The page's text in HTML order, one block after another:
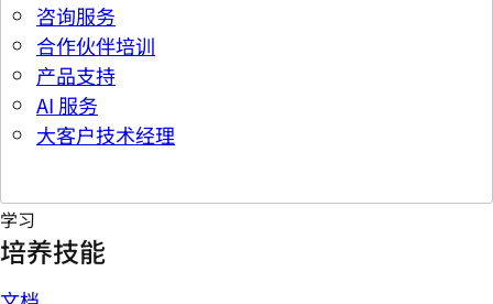
咨询服务
合作伙伴培训
产品支持
AI 服务
大客户技术经理
学习
培养技能